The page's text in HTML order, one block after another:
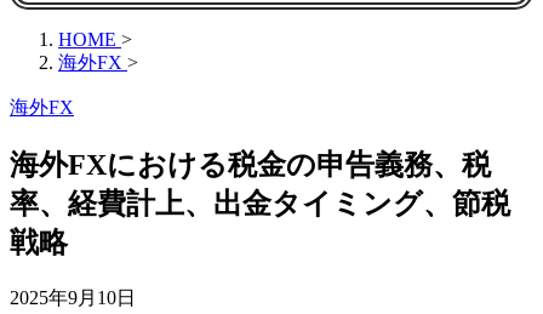
HOME >
海外FX >
海外FX
海外FXにおける税金の申告義務、税
率、経費計上、出金タイミング、節税
戦略
2025年9月10日